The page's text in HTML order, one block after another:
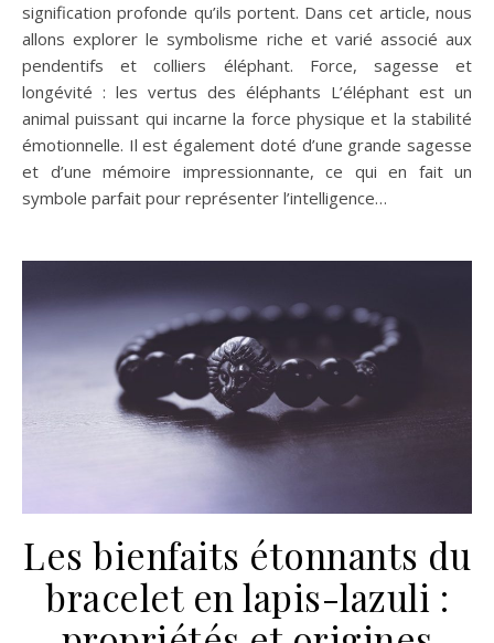
signification profonde qu’ils portent. Dans cet article, nous
allons explorer le symbolisme riche et varié associé aux
pendentifs et colliers éléphant. Force, sagesse et
longévité : les vertus des éléphants L’éléphant est un
animal puissant qui incarne la force physique et la stabilité
émotionnelle. Il est également doté d’une grande sagesse
et d’une mémoire impressionnante, ce qui en fait un
symbole parfait pour représenter l’intelligence…
Les bienfaits étonnants du
bracelet en lapis-lazuli :